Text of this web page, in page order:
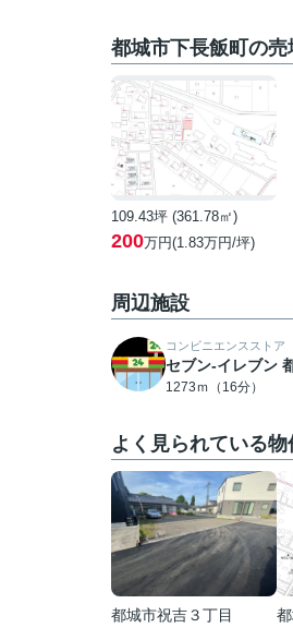
都城市下長飯町の
109.43坪 (361.78㎡)
200万円(1.83万円/坪)
周辺施設
コンビニエンスストア
セブン-イレブン
1273ｍ（16分）
よく見られている物
都城市祝吉３丁目